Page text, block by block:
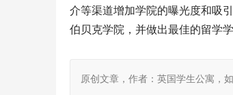
介等渠道增加学院的曝光度和吸
伯贝克学院，并做出最佳的留学学
原创文章，作者：英国学生公寓